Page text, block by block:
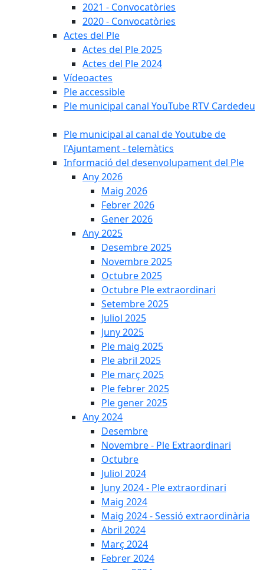
2021 - Convocatòries
2020 - Convocatòries
Actes del Ple
Actes del Ple 2025
Actes del Ple 2024
Vídeoactes
Ple accessible
Ple municipal canal YouTube RTV Cardedeu
Ple municipal al canal de Youtube de
l'Ajuntament - telemàtics
Informació del desenvolupament del Ple
Any 2026
Maig 2026
Febrer 2026
Gener 2026
Any 2025
Desembre 2025
Novembre 2025
Octubre 2025
Octubre Ple extraordinari
Setembre 2025
Juliol 2025
Juny 2025
Ple maig 2025
Ple abril 2025
Ple març 2025
Ple febrer 2025
Ple gener 2025
Any 2024
Desembre
Novembre - Ple Extraordinari
Octubre
Juliol 2024
Juny 2024 - Ple extraordinari
Maig 2024
Maig 2024 - Sessió extraordinària
Abril 2024
Març 2024
Febrer 2024